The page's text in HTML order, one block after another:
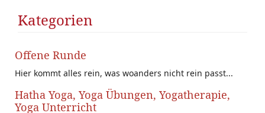
Kategorien
Offene Runde
Hier kommt alles rein, was woanders nicht rein passt...
Hatha Yoga, Yoga Übungen, Yogatherapie,
Yoga Unterricht